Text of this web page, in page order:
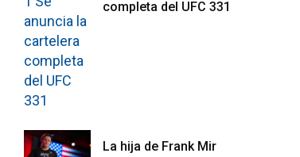
completa del UFC 331
La hija de Frank Mir